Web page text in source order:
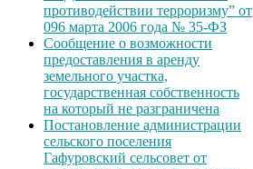
противодействии терроризму” от
096 марта 2006 года № 35-ФЗ
Сообщение о возможности
предоставления в аренду
земельного участка,
государственная собственность
на который не разграничена
Постановление администрации
сельского поселения
Гафуровский сельсовет от